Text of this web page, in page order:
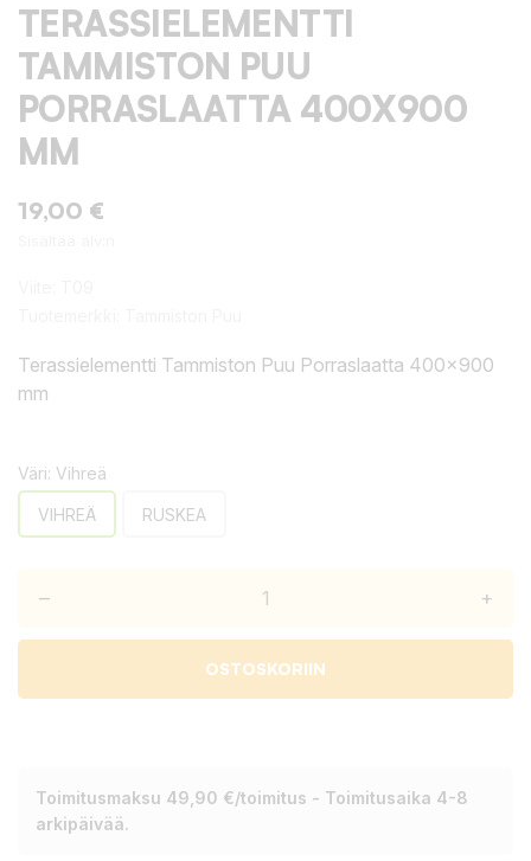
TERASSIELEMENTTI
TAMMISTON PUU
PORRASLAATTA 400X900
MM
19,00 €
Terassielementti Tammiston Puu Porraslaatta 400x900
mm
Väri: Vihreä
VIHREÄ RUSKEA
– +
OSTOSKORIIN
Toimitusmaksu 49,90 €/toimitus - Toimitusaika 4-8
arkipäivää.